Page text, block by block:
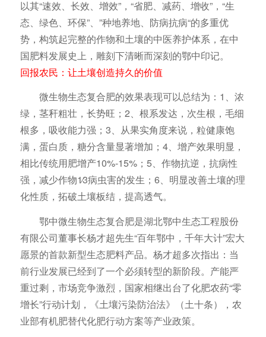
以其“速效、长效、增效”，“省肥、减药、增收”，“生
态、绿色、环保”、”种地养地、防病抗病“的多重优
势，构筑起完整的作物和土壤的中医养护体系，在中
国肥料发展史上，雕刻下清晰而深刻的鄂中印记。
回报农民：让土壤创造持久的价值
微生物生态复合肥的效果表现可以总结为：1、浓
绿，茎秆粗壮，长势旺；2、根系发达，次生根，毛细
根多，吸收能力强；3、从果实角度来说，粒健康饱
满，蛋白质，糖分含量显著增加；4、增产效果明显，
相比传统用肥增产10%-15%；5、作物抗逆，抗病性
强，减少作物1∕3病虫害的发生；6、明显改善土壤的理
化性质，拓破土壤板结，提高透气。
鄂中微生物生态复合肥是湖北鄂中生态工程股份
有限公司董事长杨才超先生“百年鄂中，千年大计”宏大
愿景的首款新型生态肥料产品。杨才超多次指出：当
前行业发展已经到了一个必须转型的新阶段。产能严
重过剩，市场竞争激烈，国家相继出台了化肥农药“零
增长”行动计划，《土壤污染防治法》（土十条），农
业部有机肥替代化肥行动方案等产业政策。